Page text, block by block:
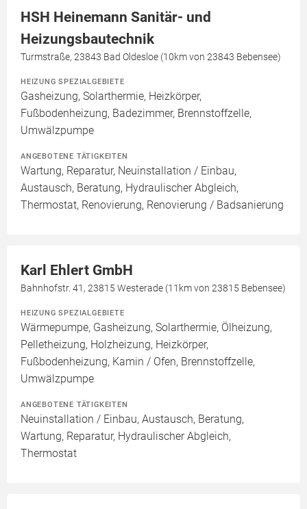
HSH Heinemann Sanitär- und
Heizungsbautechnik
Turmstraße, 23843 Bad Oldesloe (10km von 23843 Bebensee)
HEIZUNG SPEZIALGEBIETE
Gasheizung, Solarthermie, Heizkörper,
Fußbodenheizung, Badezimmer, Brennstoffzelle,
Umwälzpumpe
ANGEBOTENE TÄTIGKEITEN
Wartung, Reparatur, Neuinstallation / Einbau,
Austausch, Beratung, Hydraulischer Abgleich,
Thermostat, Renovierung, Renovierung / Badsanierung
Karl Ehlert GmbH
Bahnhofstr. 41, 23815 Westerade (11km von 23815 Bebensee)
HEIZUNG SPEZIALGEBIETE
Wärmepumpe, Gasheizung, Solarthermie, Ölheizung,
Pelletheizung, Holzheizung, Heizkörper,
Fußbodenheizung, Kamin / Ofen, Brennstoffzelle,
Umwälzpumpe
ANGEBOTENE TÄTIGKEITEN
Neuinstallation / Einbau, Austausch, Beratung,
Wartung, Reparatur, Hydraulischer Abgleich,
Thermostat